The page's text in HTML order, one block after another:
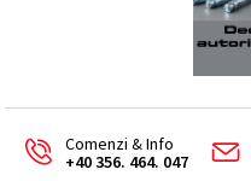
Comenzi & Info
+40 356. 464. 047